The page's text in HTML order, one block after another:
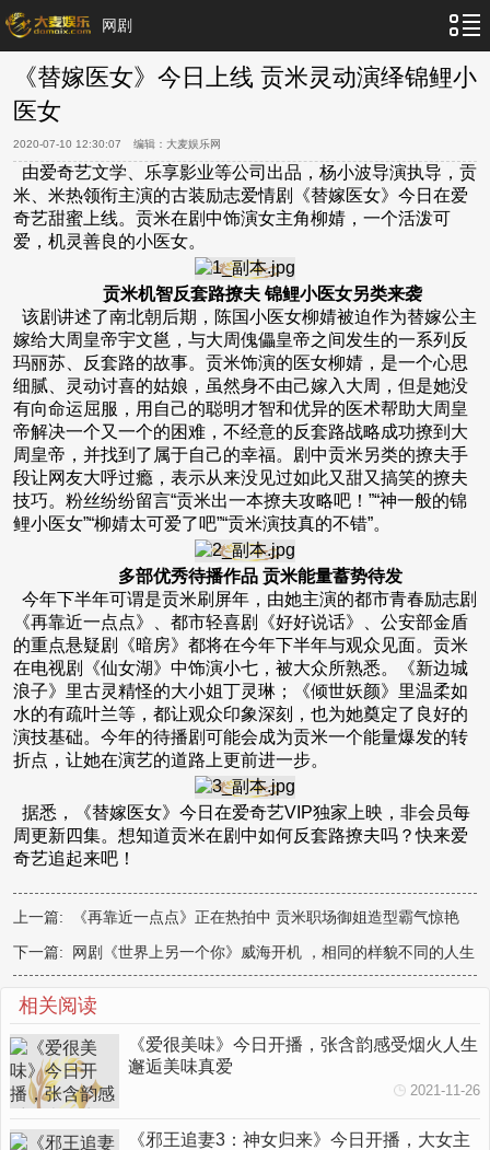
网剧
《替嫁医女》今日上线 贡米灵动演绎锦鲤小
医女
2020-07-10 12:30:07 编辑： 大麦娱乐网
由爱奇艺文学、乐享影业等公司出品，杨小波导演执导，贡
米、米热领衔主演的古装励志爱情剧《替嫁医女》今日在爱
奇艺甜蜜上线。贡米在剧中饰演女主角柳婧，一个活泼可
爱，机灵善良的小医女。
贡米机智反套路撩夫 锦鲤小医女另类来袭
该剧讲述了南北朝后期，陈国小医女柳婧被迫作为替嫁公主
嫁给大周皇帝宇文邕，与大周傀儡皇帝之间发生的一系列反
玛丽苏、反套路的故事。贡米饰演的医女柳婧，是一个心思
细腻、灵动讨喜的姑娘，虽然身不由己嫁入大周，但是她没
有向命运屈服，用自己的聪明才智和优异的医术帮助大周皇
帝解决一个又一个的困难，不经意的反套路战略成功撩到大
周皇帝，并找到了属于自己的幸福。剧中贡米另类的撩夫手
段让网友大呼过瘾，表示从来没见过如此又甜又搞笑的撩夫
技巧。粉丝纷纷留言“贡米出一本撩夫攻略吧！”“神一般的锦
鲤小医女”“柳婧太可爱了吧”“贡米演技真的不错”。
多部优秀待播作品 贡米能量蓄势待发
今年下半年可谓是贡米刷屏年，由她主演的都市青春励志剧
《再靠近一点点》、都市轻喜剧《好好说话》、公安部金盾
的重点悬疑剧《暗房》都将在今年下半年与观众见面。贡米
在电视剧《仙女湖》中饰演小七，被大众所熟悉。《新边城
浪子》里古灵精怪的大小姐丁灵琳；《倾世妖颜》里温柔如
水的有疏叶兰等，都让观众印象深刻，也为她奠定了良好的
演技基础。今年的待播剧可能会成为贡米一个能量爆发的转
折点，让她在演艺的道路上更前进一步。
据悉，《替嫁医女》今日在爱奇艺VIP独家上映，非会员每
周更新四集。想知道贡米在剧中如何反套路撩夫吗？快来爱
奇艺追起来吧！
上一篇:
《再靠近一点点》正在热拍中 贡米职场御姐造型霸气惊艳
下一篇: 网剧《世界上另一个你》威海开机 ，相同的样貌不同的人生
相关阅读
《爱很美味》今日开播，张含韵感受烟火人生
邂逅美味真爱
2021-11-26
《邪王追妻3：神女归来》今日开播，大女主